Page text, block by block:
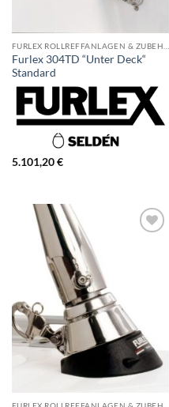
Furlex 304TD “Unter Deck“
Standard
5.101,20€